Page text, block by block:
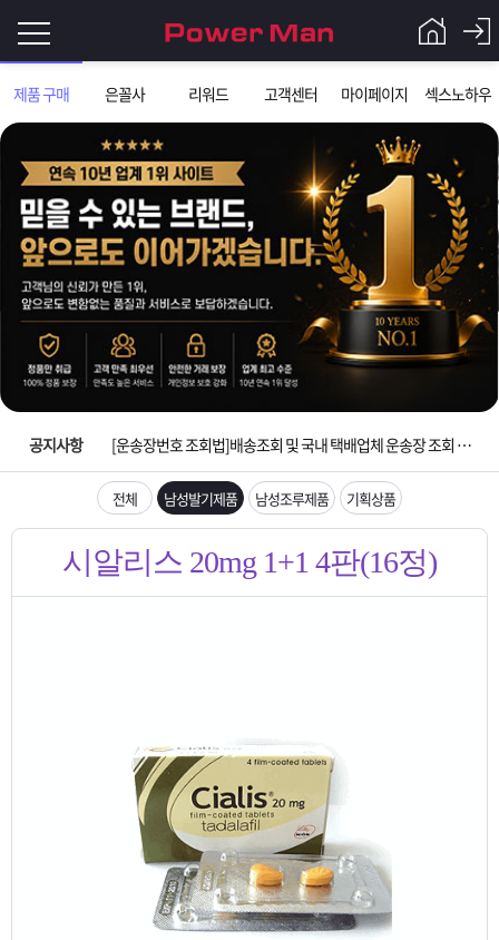
제품 구매 은꼴사 리워드 고객센터 마이페이지 섹스노하우
그
인
이
필
요
니
로
Q&A
파
워
맨
제
품
은
공지사항
입금확인이 안되는 상황을 대비해 꼭 입금후 고객센터 연락바랍니다.
[2026구정 연휴]설 연휴 배송 및 휴무 안내
[ios앱 오픈]아이폰 고객 앱설치 가능합니다.
[무인택배함 이용 안내] 집 밖에 주소로 택배 받기
전체 남성발기제품 남성조루제품 기획상품
시알리스 20mg 1+1 4판(16정)